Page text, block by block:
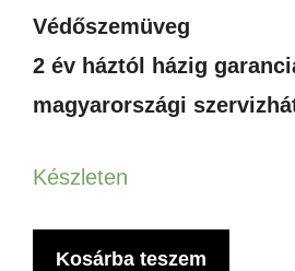
Védőszemüveg
2 év háztól házig
magyarországi
Készleten
MOPA
Kosárba teszem